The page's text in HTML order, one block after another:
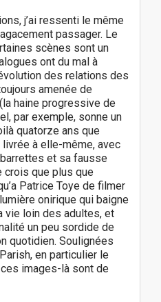
j’ai ressenti le même
passager. Le
scènes sont un
ont du mal à
des relations des
amenée de
haine progressive de
par exemple, sonne un
quatorze ans que
livrée à elle-même, avec
et sa fausse
crois que plus que
Patrice Toye de filmer
onirique qui baigne
vie loin des adultes, et
un peu sordide de
quotidien. Soulignées
en particulier le
images-là sont de